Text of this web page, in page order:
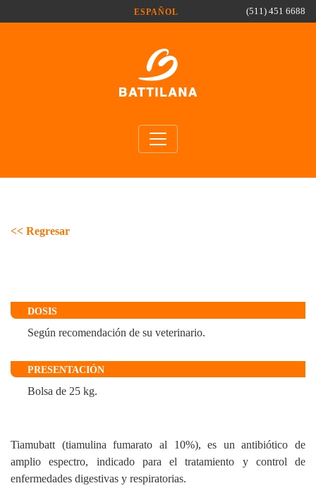
ESPAÑOL (511) 451 6688
<< Regresar
DOSIS
Según recomendación de su veterinario.
PRESENTACIÓN
Bolsa de 25 kg.
Tiamubatt (tiamulina fumarato al 10%), es un antibiótico de
amplio espectro, indicado para el tratamiento y control de
enfermedades digestivas y respiratorias.